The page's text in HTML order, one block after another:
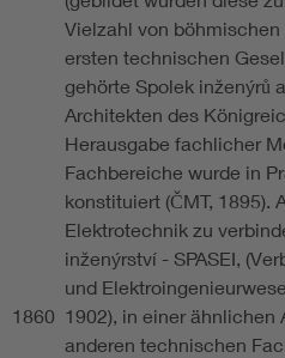
1860
Vielzahl von
ersten technischen
gehörte Spolek inženýrů
Architekten des
Herausgabe fachlicher
Fachbereiche wurde in
konstituiert (ČMT, 1895).
Elektrotechnik zu
inženýrství - SPASEI,
und
1902), in einer
anderen technischen